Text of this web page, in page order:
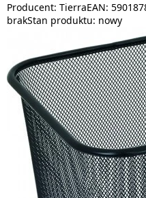
Producent: TierraEAN:
brakStan produktu: nowy